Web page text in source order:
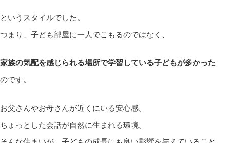
というスタイルでした。
つまり、子ども部屋に一人でこもるのではなく、
家族の気配を感じられる場所で学習している子どもが多かった
のです。
お父さんやお母さんが近くにいる安心感。
ちょっとした会話が自然に生まれる環境。